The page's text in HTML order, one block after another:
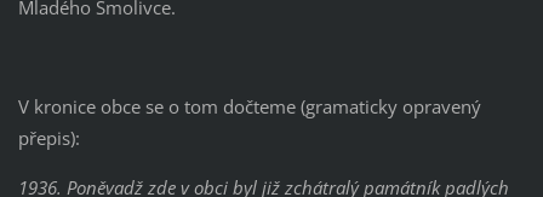
Mladého Smolivce.
V kronice obce se o tom dočteme (gramaticky opravený
přepis):
1936. Poněvadž zde v obci byl již zchátralý památník padlých